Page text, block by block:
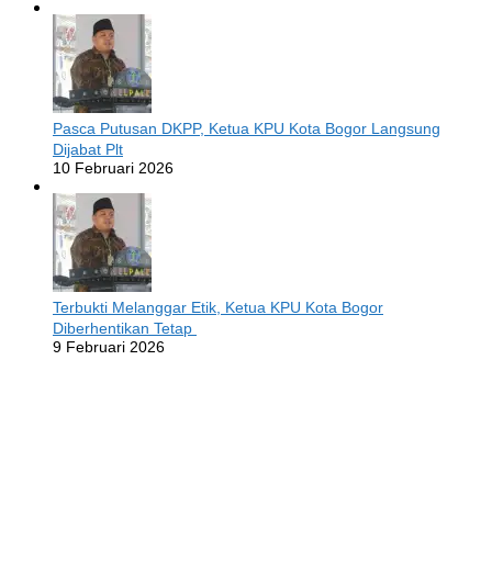
Pasca Putusan DKPP, Ketua KPU Kota Bogor Langsung
Dijabat Plt
10 Februari 2026
Terbukti Melanggar Etik, Ketua KPU Kota Bogor
Diberhentikan Tetap
9 Februari 2026